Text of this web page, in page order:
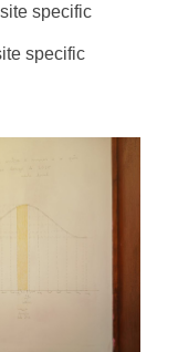
specific
specific